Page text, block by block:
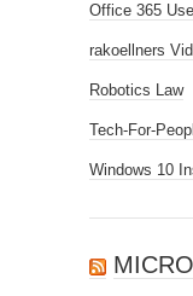
Office 365
rakoellners
Robotics Law
Tech-For-
Windows 10